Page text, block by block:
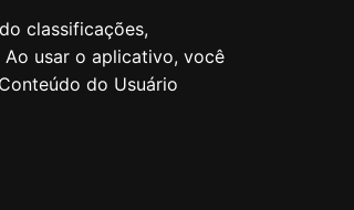
classificações,
usar o aplicativo, você
do Usuário